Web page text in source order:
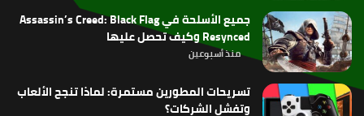
جميع الأسلحة في Assassin’s Creed: Black Flag
Resynced وكيف تحصل عليها
منذ أسبوعين
تسريحات المطورين مستمرة: لماذا تنجح الألعاب
وتفشل الشركات؟